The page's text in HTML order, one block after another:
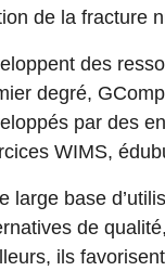
de la fracture
des
degré,
par des
WIMS,
large base
de
ils